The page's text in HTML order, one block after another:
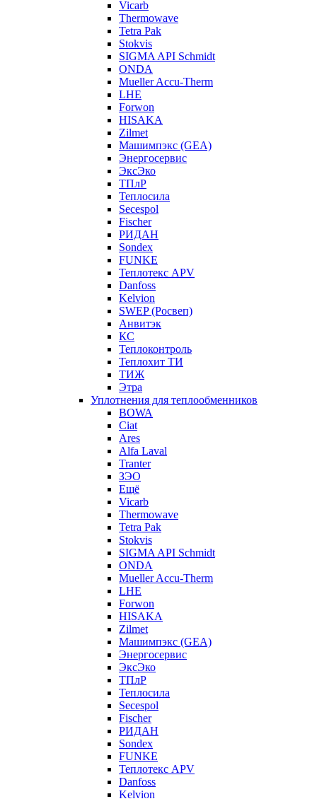
Vicarb
Thermowave
Tetra Pak
Stokvis
SIGMA API Schmidt
ONDA
Mueller Accu-Therm
LHE
Forwon
HISAKA
Zilmet
Машимпэкс (GEA)
Энергосервис
ЭксЭко
ТПлР
Теплосила
Secespol
Fischer
РИДАН
Sondex
FUNKE
Теплотекс APV
Danfoss
Kelvion
SWEP (Росвеп)
Анвитэк
КС
Теплоконтроль
Теплохит ТИ
ТИЖ
Этра
Уплотнения для теплообменников
BOWA
Ciat
Ares
Alfa Laval
Tranter
ЗЭО
Ещё
Vicarb
Thermowave
Tetra Pak
Stokvis
SIGMA API Schmidt
ONDA
Mueller Accu-Therm
LHE
Forwon
HISAKA
Zilmet
Машимпэкс (GEA)
Энергосервис
ЭксЭко
ТПлР
Теплосила
Secespol
Fischer
РИДАН
Sondex
FUNKE
Теплотекс APV
Danfoss
Kelvion